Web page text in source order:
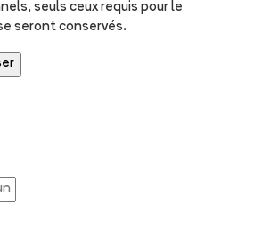
seuls ceux requis pour le
seront conservés.